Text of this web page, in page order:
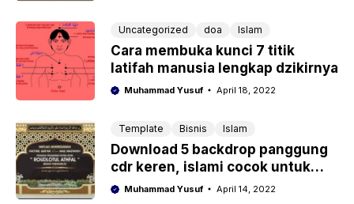
Uncategorized doa Islam
Cara membuka kunci 7 titik
latifah manusia lengkap dzikirnya
Muhammad Yusuf April 18, 2022
Template Bisnis Islam
Download 5 backdrop panggung
cdr keren, islami cocok untuk
pengajian, maulid dan acara
Muhammad Yusuf April 14, 2022